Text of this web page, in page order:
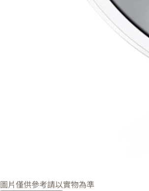
圖片僅供參考請以實物為準